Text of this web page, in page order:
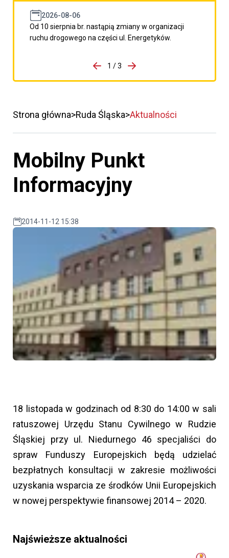
2026-08-06
Od 10 sierpnia br. nastąpią zmiany w organizacji
ruchu drogowego na części ul. Energetyków.
porzpedniego komunikatu
1 / 3
Przejdź do następnego
Strona główna Ruda Śląska Aktualności
Mobilny Punkt
Informacyjny
2014-11-12 15:38
18 listopada w godzinach od 8:30 do 14:00 w sali
ratuszowej Urzędu Stanu Cywilnego w Rudzie
Śląskiej przy ul. Niedurnego 46 specjaliści do
spraw Funduszy Europejskich będą udzielać
bezpłatnych konsultacji w zakresie możliwości
uzyskania wsparcia ze środków Unii Europejskich
w nowej perspektywie finansowej 2014 – 2020.
Najświeższe aktualności